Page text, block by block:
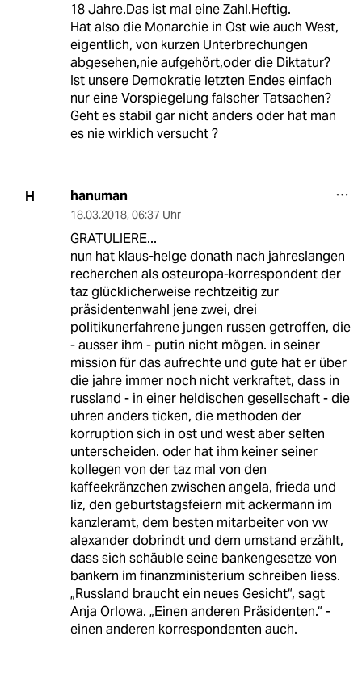
18 Jahre.Das ist mal eine Zahl.Heftig.
Hat also die Monarchie in Ost wie auch West,
eigentlich, von kurzen Unterbrechungen
abgesehen,nie aufgehört,oder die Diktatur?
Ist unsere Demokratie letzten Endes einfach
nur eine Vorspiegelung falscher Tatsachen?
Geht es stabil gar nicht anders oder hat man
es nie wirklich versucht ?
H hanuman
18.03.2018, 06:37 Uhr
GRATULIERE...
nun hat klaus-helge donath nach jahreslangen
recherchen als osteuropa-korrespondent der
taz glücklicherweise rechtzeitig zur
präsidentenwahl jene zwei, drei
politikunerfahrene jungen russen getroffen, die
- ausser ihm - putin nicht mögen. in seiner
mission für das aufrechte und gute hat er über
die jahre immer noch nicht verkraftet, dass in
russland - in einer heldischen gesellschaft - die
uhren anders ticken, die methoden der
korruption sich in ost und west aber selten
unterscheiden. oder hat ihm keiner seiner
kollegen von der taz mal von den
kaffeekränzchen zwischen angela, frieda und
liz, den geburtstagsfeiern mit ackermann im
kanzleramt, dem besten mitarbeiter von vw
alexander dobrindt und dem umstand erzählt,
dass sich schäuble seine bankengesetze von
bankern im finanzministerium schreiben liess.
„Russland braucht ein neues Gesicht“, sagt
Anja Orlowa. „Einen anderen Präsidenten.“ -
einen anderen korrespondenten auch.